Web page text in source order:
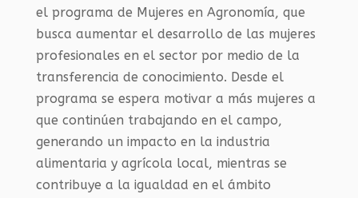
el programa de Mujeres en Agronomía, que
busca aumentar el desarrollo de las mujeres
profesionales en el sector por medio de la
transferencia de conocimiento. Desde el
programa se espera motivar a más mujeres a
que continúen trabajando en el campo,
generando un impacto en la industria
alimentaria y agrícola local, mientras se
contribuye a la igualdad en el ámbito